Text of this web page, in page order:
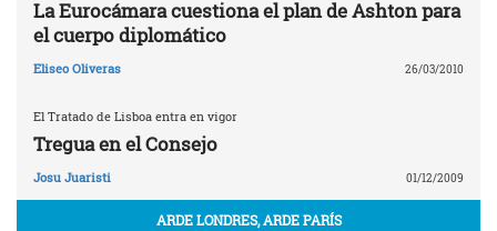
La Eurocámara cuestiona el plan de Ashton para
el cuerpo diplomático
Eliseo Oliveras 26/03/2010
El Tratado de Lisboa entra en vigor
Tregua en el Consejo
Josu Juaristi 01/12/2009
ARDE LONDRES, ARDE PARÍS